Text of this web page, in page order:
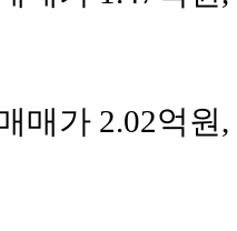
매가 2.02억